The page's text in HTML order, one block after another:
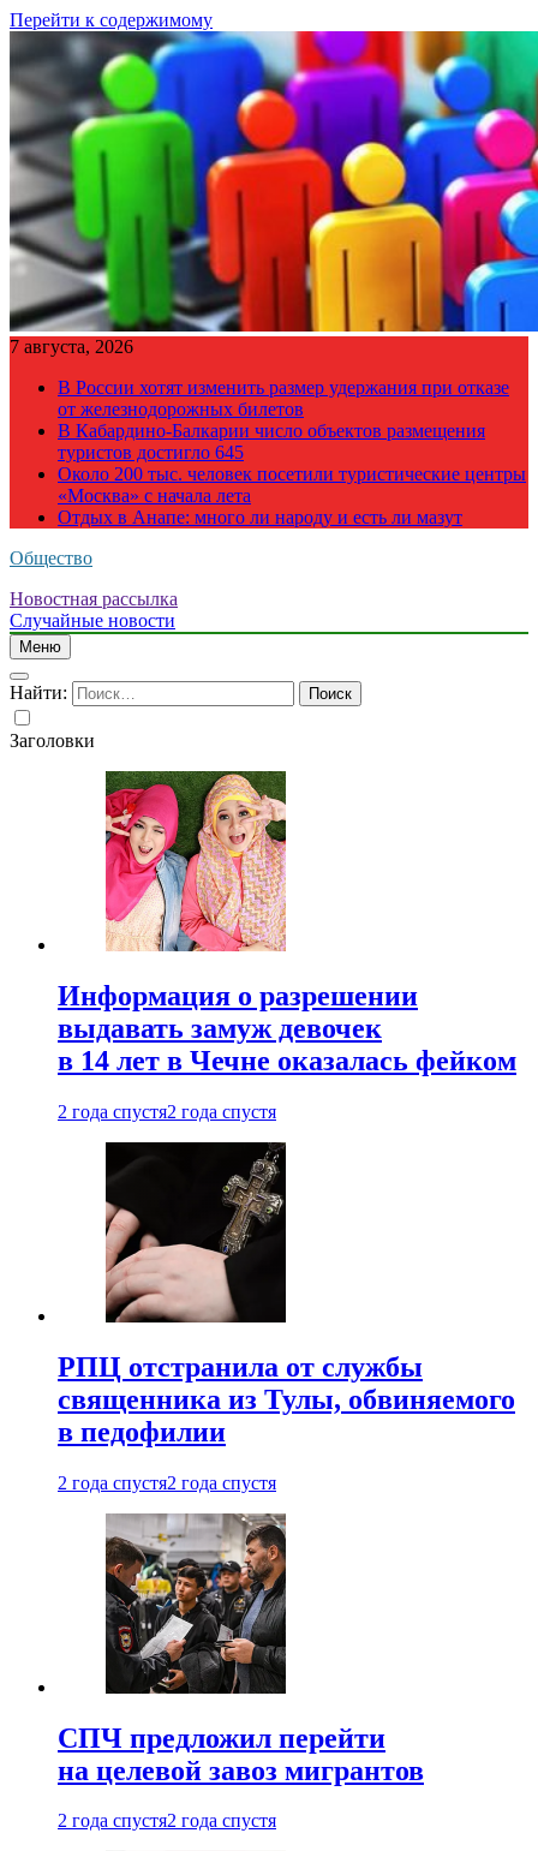
Перейти к содержимому
7 августа, 2026
В России хотят изменить размер удержания при отказе
от железнодорожных билетов
В Кабардино-Балкарии число объектов размещения
туристов достигло 645
Около 200 тыс. человек посетили туристические центры
«Москва» с начала лета
Отдых в Анапе: много ли народу и есть ли мазут
Общество
Новостная рассылка
Случайные новости
Меню
Найти:
Заголовки
Информация о разрешении
выдавать замуж девочек
в 14 лет в Чечне оказалась фейком
2 года спустя2 года спустя
РПЦ отстранила от службы
священника из Тулы, обвиняемого
в педофилии
2 года спустя2 года спустя
СПЧ предложил перейти
на целевой завоз мигрантов
2 года спустя2 года спустя